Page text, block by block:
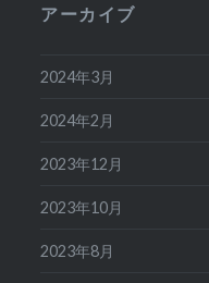
アーカイブ
2024年3月
2024年2月
2023年12月
2023年10月
2023年8月